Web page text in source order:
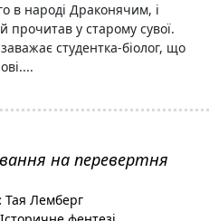
в народі Драконячим, і
прочитав у старому сувої.
студентка-біолог, що
на перевертня
Тая Лемберг